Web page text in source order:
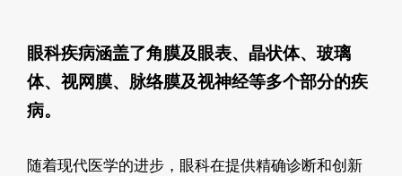
眼科疾病涵盖了角膜及眼表、晶状体、玻璃
体、视网膜、脉络膜及视神经等多个部分的疾
病。
随着现代医学的进步，眼科在提供精确诊断和创新